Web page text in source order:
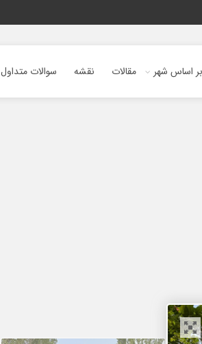
اساس شهر مقالات نقشه سوالات متداول